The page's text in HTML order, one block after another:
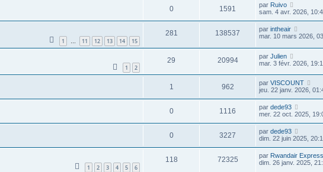
0 1591 par Ruivo
sam. 4 avr. 2026,
1 … 11 12 13 14 15
281 138537 par intheair
mar. 10 mars 2026,
1 2
29 20994 par Julien
mar. 3 févr. 2026,
1 962 par VISCOUNT
jeu. 22 janv. 2026,
0 1116 par dede93
mer. 22 oct. 2025,
0 3227 par dede93
dim. 22 juin 2025,
1 2 3 4 5 6
118 72325 par Rwandair Express
dim. 26 janv. 2025,